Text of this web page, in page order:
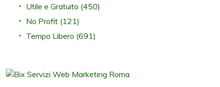
Utile e Gratuito (450)
No Profit (121)
Tempo Libero (691)